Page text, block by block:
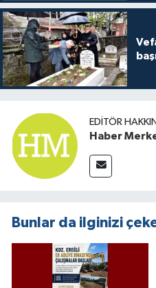
EDITÖR
Haber
Bunlar da ilginizi